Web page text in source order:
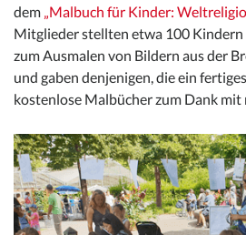
dem „Malbuch für Kinder:
Mitglieder stellten etwa 100
zum Ausmalen von Bildern aus der
und gaben denjenigen, die ein
kostenlose Malbücher zum Dank mit